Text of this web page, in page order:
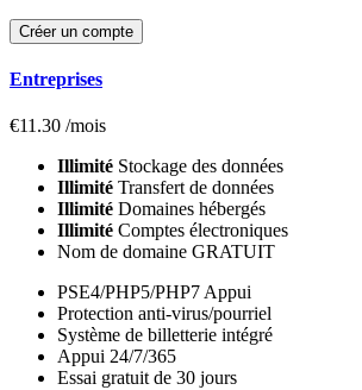
Créer un compte
Entreprises
€11.30 /mois
Illimité Stockage des données
Illimité Transfert de données
Illimité Domaines hébergés
Illimité Comptes électroniques
Nom de domaine GRATUIT
PSE4/PHP5/PHP7 Appui
Protection anti-virus/pourriel
Système de billetterie intégré
Appui 24/7/365
Essai gratuit de 30 jours